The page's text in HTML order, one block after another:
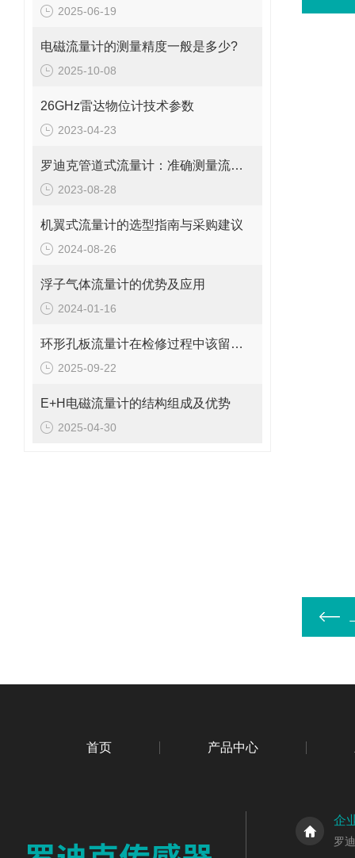
2025-06-19
电磁流量计的测量精度一般是多少?
2025-10-08
26GHz雷达物位计技术参数
2023-04-23
罗迪克管道式流量计：准确测量流体的精密工具
2023-08-28
机翼式流量计的选型指南与采购建议
2024-08-26
浮子气体流量计的优势及应用
2024-01-16
环形孔板流量计在检修过程中该留意的事项
2025-09-22
E+H电磁流量计的结构组成及优势
2025-04-30
首页 产品中心
企
罗